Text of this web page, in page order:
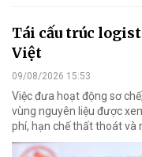
Tái cấu trúc
Việt
09/08/2026 15:53
Việc đưa hoạt động sơ
vùng nguyên liệu được
phí, hạn chế thất thoát và